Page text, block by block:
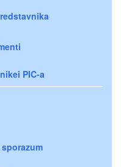
PIC-a